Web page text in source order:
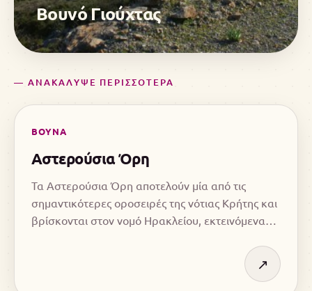
Βουνό Γιούχτας
— ΑΝΑΚΑΛΥΨΕ ΠΕΡΙΣΣΟΤΕΡΑ
ΒΟΥΝΑ
Αστερούσια Όρη
Τα Αστερούσια Όρη αποτελούν μία από τις
σημαντικότερες οροσειρές της νότιας Κρήτης και
βρίσκονται στον νομό Ηρακλείου, εκτεινόμενα
↗